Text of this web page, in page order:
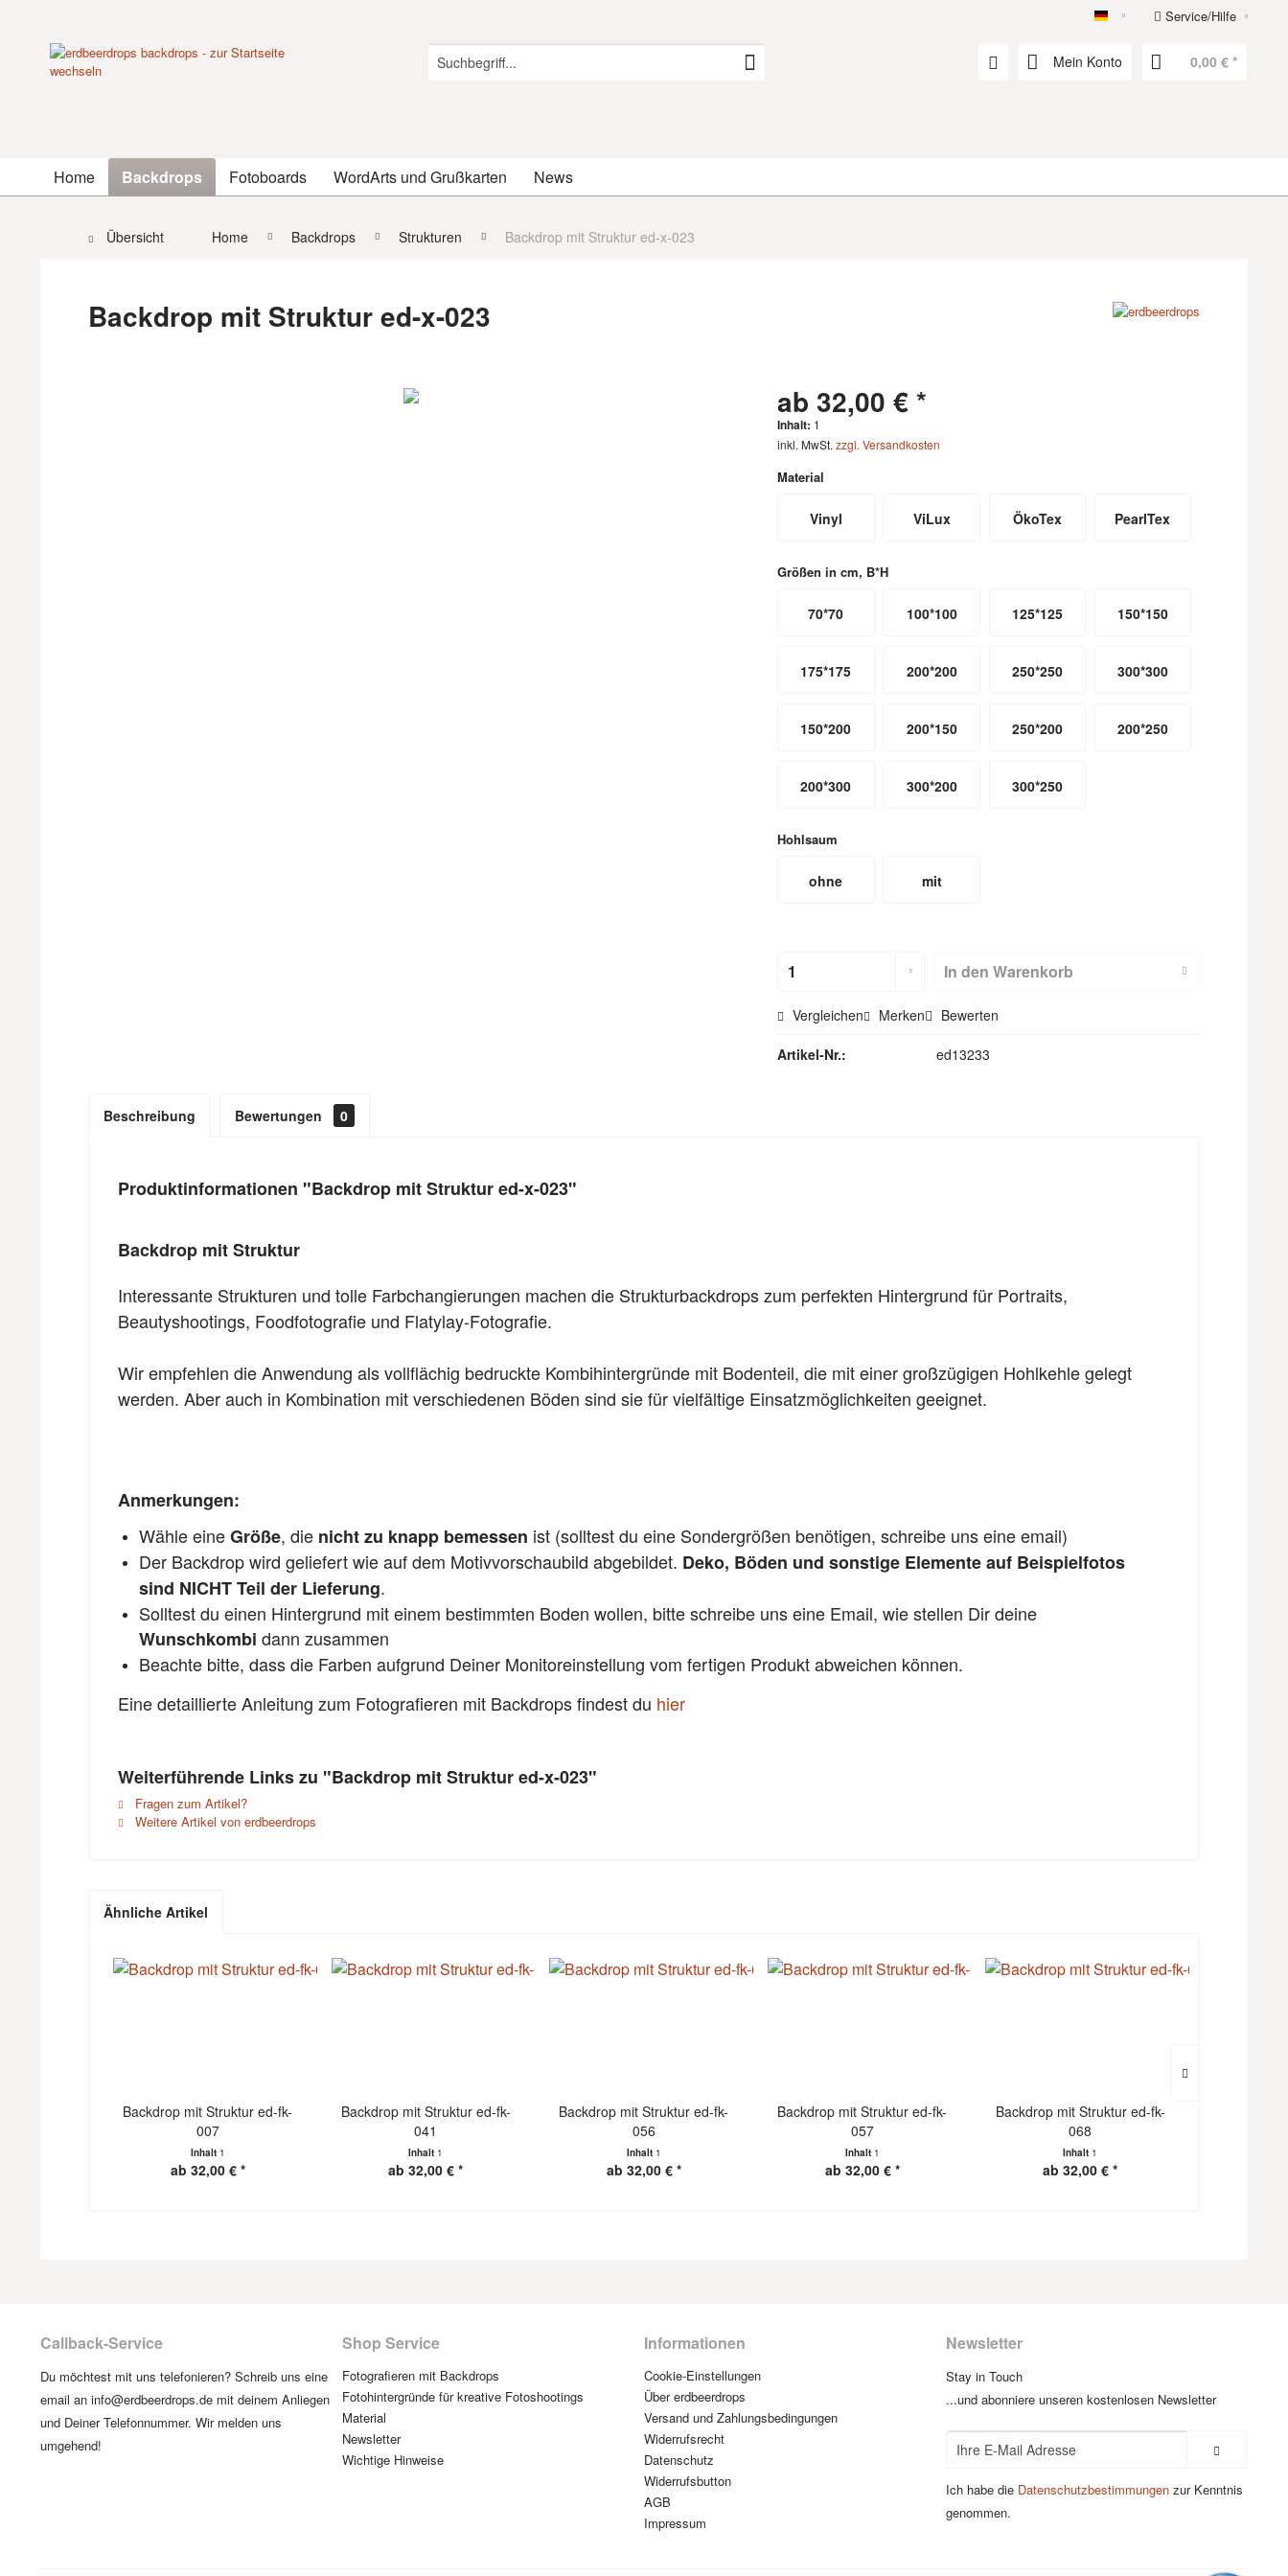
erdbeerdropsService/Hilfe
Mein Konto 0,00 € *
Home Backdrops Fotoboards WordArts und Grußkarten News
Übersicht Home Backdrops Strukturen Backdrop mit Struktur ed-x-023
Backdrop mit Struktur ed-x-023
ab 32,00 € *
Inhalt: 1
inkl. MwSt.zzgl. Versandkosten
Material
Vinyl ViLux ÖkoTex PearlTex
Größen in cm, B*H
70*70 100*100 125*125 150*150
175*175 200*200 250*250 300*300
150*200 200*150 250*200 200*250
200*300 300*200 300*250
Hohlsaum
ohne
mit
In den Warenkorb
Vergleichen Merken Bewerten
Artikel-Nr.: ed13233
Beschreibung Bewertungen 0
Produktinformationen "Backdrop mit Struktur ed-x-023"
Backdrop mit Struktur
Interessante Strukturen und tolle Farbchangierungen machen die Strukturbackdrops zum perfekten Hintergrund für Portraits,
Beautyshootings, Foodfotografie und Flatylay-Fotografie.
Wir empfehlen die Anwendung als vollflächig bedruckte Kombihintergründe mit Bodenteil, die mit einer großzügigen Hohlkehle gelegt
werden. Aber auch in Kombination mit verschiedenen Böden sind sie für vielfältige Einsatzmöglichkeiten geeignet.
Anmerkungen:
Wähle eineGröße, die nicht zu knapp bemessen ist (solltest du eine Sondergrößen benötigen, schreibe uns eine email)
Der Backdrop wird geliefert wie auf dem Motivvorschaubild abgebildet. Deko, Böden und sonstige Elemente auf Beispielfotos
sind NICHT Teil der Lieferung.
Solltest du einen Hintergrund mit einem bestimmten Boden wollen, bitte schreibe uns eine Email, wie stellen Dir deine
Wunschkombi dann zusammen
Beachte bitte, dass die Farben aufgrund Deiner Monitoreinstellung vom fertigen Produkt abweichen können.
Eine detaillierte Anleitung zum Fotografieren mit Backdrops findest du hier
Weiterführende Links zu "Backdrop mit Struktur ed-x-023"
Fragen zum Artikel?
Weitere Artikel von erdbeerdrops
Ähnliche Artikel
Backdrop mit Struktur ed-fk-
007
Inhalt 1
ab 32,00 € *
Backdrop mit Struktur ed-fk-
041
Inhalt 1
ab 32,00 € *
Backdrop mit Struktur ed-fk-
056
Inhalt 1
ab 32,00 € *
Backdrop mit Struktur ed-fk-
057
Inhalt 1
ab 32,00 € *
Backdrop mit Struktur ed-fk-
068
Inhalt 1
ab 32,00 € *
Callback-Service
Du möchtest mit uns telefonieren? Schreib uns eine
email an info@erdbeerdrops.de mit deinem Anliegen
und Deiner Telefonnummer. Wir melden uns
umgehend!
Shop Service
Fotografieren mit Backdrops
Fotohintergründe für kreative Fotoshootings
Material
Newsletter
Wichtige Hinweise
Informationen
Cookie-Einstellungen
Über erdbeerdrops
Versand und Zahlungsbedingungen
Widerrufsrecht
Datenschutz
Widerrufsbutton
AGB
Impressum
Newsletter
Stay in Touch
...und abonniere unseren kostenlosen Newsletter
Ich habe die Datenschutzbestimmungen zur Kenntnis
genommen.